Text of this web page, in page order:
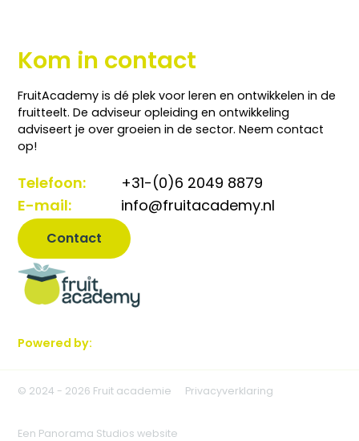
Telefoon:
+31-(0)6 2049 8879
E-mail:
info@fruitacademy.nl
Kom in contact
FruitAcademy is dé plek voor leren en ontwikkelen in de
fruitteelt. De adviseur opleiding en ontwikkeling
adviseert je over groeien in de sector. Neem contact
op!
Telefoon:
+31-(0)6 2049 8879
E-mail:
info@fruitacademy.nl
Contact
Powered by:
© 2024 - 2026 Fruit academie Privacyverklaring
Een Panorama Studios website